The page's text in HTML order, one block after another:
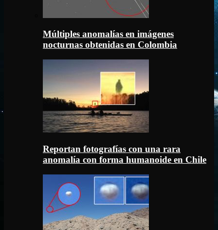
Múltiples anomalías en imágenes
nocturnas obtenidas en Colombia
Reportan fotografías con una rara
anomalía con forma humanoide en Chile